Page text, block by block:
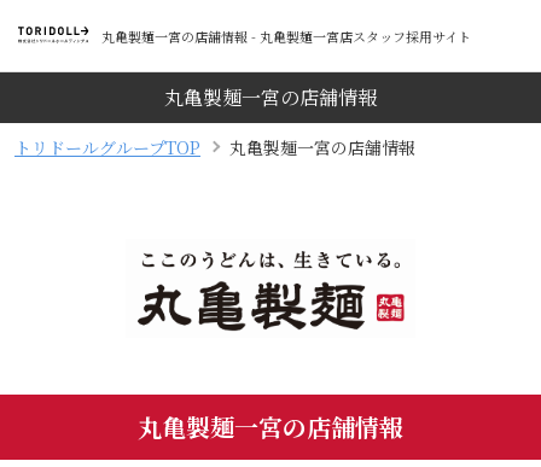
丸亀製麺一宮の店舗情報 - 丸亀製麺一宮店スタッフ採用サイト
丸亀製麺一宮の店舗情報
トリドールグループTOP 丸亀製麺一宮の店舗情報
丸亀製麺一宮の店舗情報